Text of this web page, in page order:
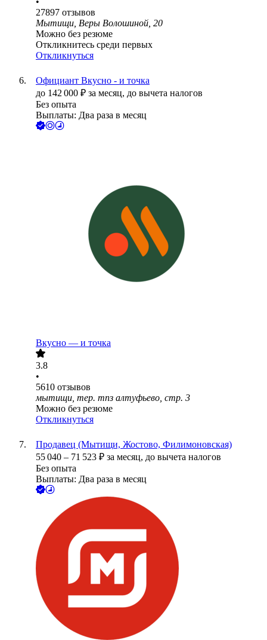
27897 отзывов
Мытищи, Веры Волошиной, 20
Можно без резюме
Откликнитесь среди первых
Откликнуться
Официант Вкусно - и точка
до 142 000 ₽ за месяц, до вычета налогов
Без опыта
Выплаты: Два раза в месяц
Вкусно — и точка
3.8
•
5610 отзывов
мытищи, тер. тпз алтуфьево, стр. 3
Можно без резюме
Откликнуться
Продавец (Мытищи, Жостово, Филимоновская)
55 040 – 71 523 ₽ за месяц, до вычета налогов
Без опыта
Выплаты: Два раза в месяц